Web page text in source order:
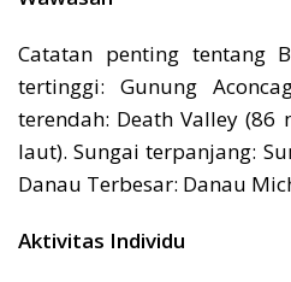
Catatan penting tentang
tertinggi: Gunung
terendah: Death Valley
laut). Sungai terpanjang:
Danau Terbesar: Danau
Aktivitas Individu